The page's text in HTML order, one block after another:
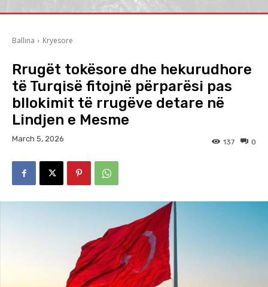
Ballina Kryesore
Rrugët tokësore dhe hekurudhore
të Turqisë fitojnë përparësi pas
bllokimit të rrugëve detare në
Lindjen e Mesme
March 5, 2026 0
137